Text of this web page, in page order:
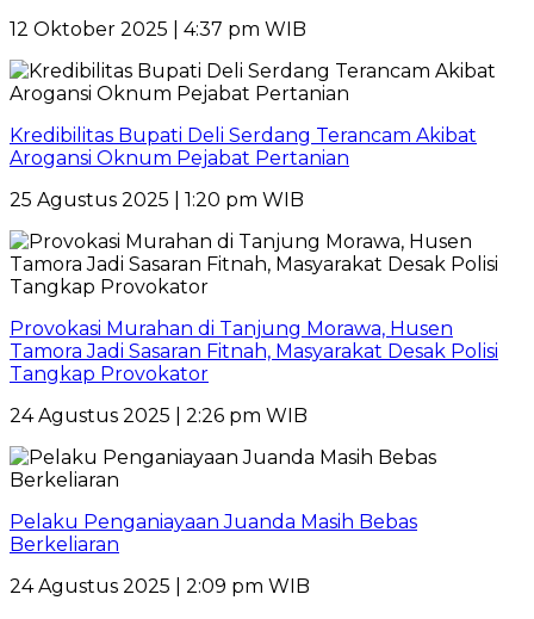
12 Oktober 2025 | 4:37 pm WIB
Kredibilitas Bupati Deli Serdang Terancam Akibat
Arogansi Oknum Pejabat Pertanian
25 Agustus 2025 | 1:20 pm WIB
Provokasi Murahan di Tanjung Morawa, Husen
Tamora Jadi Sasaran Fitnah, Masyarakat Desak Polisi
Tangkap Provokator
24 Agustus 2025 | 2:26 pm WIB
Pelaku Penganiayaan Juanda Masih Bebas
Berkeliaran
24 Agustus 2025 | 2:09 pm WIB